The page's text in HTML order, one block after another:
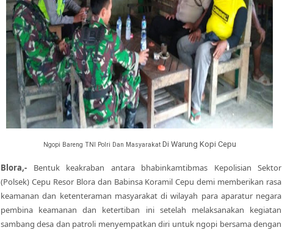
Ngopi Bareng TNI Polri Dan Masyarakat Di Warung Kopi Cepu
Blora,- Bentuk keakraban antara bhabinkamtibmas Kepolisian Sektor
(Polsek) Cepu Resor Blora dan Babinsa Koramil Cepu demi memberikan rasa
keamanan dan ketenteraman masyarakat di wilayah para aparatur negara
pembina keamanan dan ketertiban ini setelah melaksanakan kegiatan
sambang desa dan patroli menyempatkan diri untuk ngopi bersama dengan